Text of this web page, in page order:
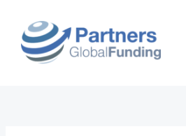
contenido
por: